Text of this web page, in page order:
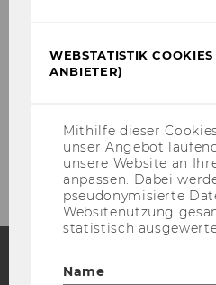
Former Employees
WEBSTATISTIK
ANBIETER)
Mithilfe dieser
unser Angebot
unsere Website an
anpassen. Dabei
pseudonymisierte
Websitenutzung
statistisch
Name